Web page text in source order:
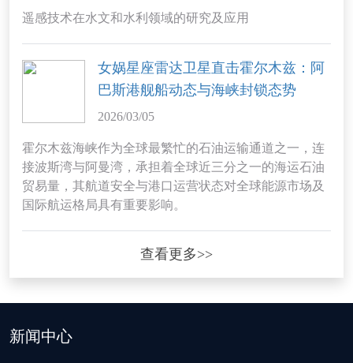
遥感技术在水文和水利领域的研究及应用
女娲星座雷达卫星直击霍尔木兹：阿
巴斯港舰船动态与海峡封锁态势
2026/03/05
霍尔木兹海峡作为全球最繁忙的石油运输通道之一，连
接波斯湾与阿曼湾，承担着全球近三分之一的海运石油
贸易量，其航道安全与港口运营状态对全球能源市场及
国际航运格局具有重要影响。
查看更多>>
新闻中心